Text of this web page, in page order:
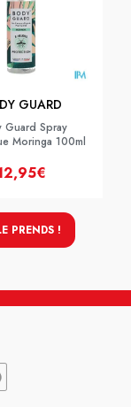
GUARD
Guard Spray
Moringa 100ml
PRENDS !